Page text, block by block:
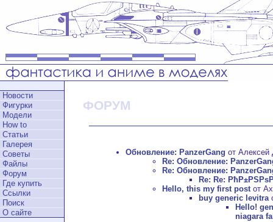
Новости
Фигурки
Модели
How to
Статьи
Галерея
Советы
Файлы
Форум
Где купить
Ссылки
Поиск
О сайте
ФОРУМ
Обновление: PanzerGang от Алексей
Re: Обновление:
Re: Обновление:
Re: Re:
Hello, this my first postот
buy generic levitra
Hello!
niagara